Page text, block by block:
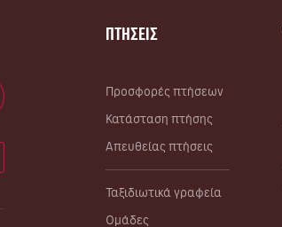
ΠΤΗΣΕΙΣ
Προσφορές πτήσεων
Κατάσταση πτήσης
Απευθείας πτήσεις
Ταξιδιωτικά γραφεία
Ομάδες